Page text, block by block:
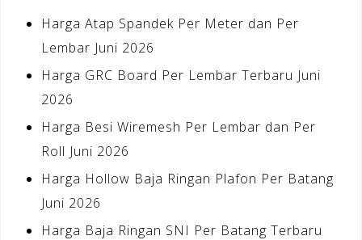
Harga Atap Spandek Per Meter dan Per
Lembar Juni 2026
Harga GRC Board Per Lembar Terbaru Juni
2026
Harga Besi Wiremesh Per Lembar dan Per
Roll Juni 2026
Harga Hollow Baja Ringan Plafon Per Batang
Juni 2026
Harga Baja Ringan SNI Per Batang Terbaru